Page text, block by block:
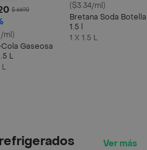
$ 6690
ml)
Gaseosa
L
L
($3.34/ml)
Bretana Soda Botella
1.5 l
1 X 1.5 L
Ver más